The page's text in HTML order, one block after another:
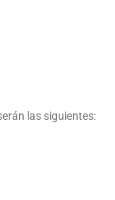
las siguientes: